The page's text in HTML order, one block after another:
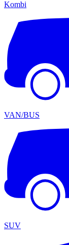
Kombi
VAN/BUS
SUV